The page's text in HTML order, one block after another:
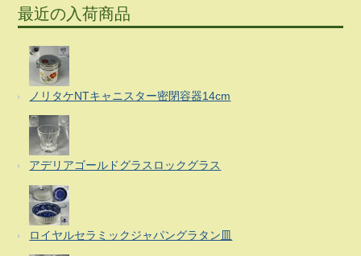
最近の入荷商品
ノリタケNTキャニスター密閉容器14cm
アデリアゴールドグラスロックグラス
ロイヤルセラミックジャパングラタン皿